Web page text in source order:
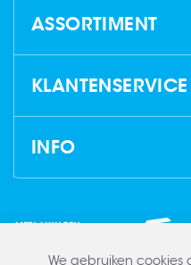
ASSORTIMENT
KLANTENSERVICE
INFO
We gebruiken cookies